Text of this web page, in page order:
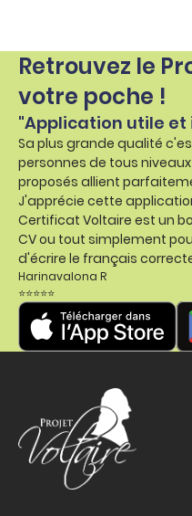
Retrouvez le
votre poche !
"Application utile
Sa plus grande qualité
personnes de tous
proposés allient
J'apprécie cette
Certificat Voltaire est un
CV ou tout simplement
d'écrire le français
Harinavalona R
⭐⭐⭐⭐⭐